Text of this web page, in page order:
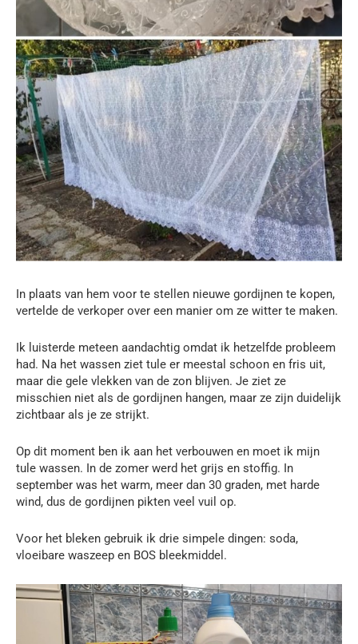
In plaats van hem voor te stellen nieuwe gordijnen te kopen,
vertelde de verkoper over een manier om ze witter te maken.
Ik luisterde meteen aandachtig omdat ik hetzelfde probleem
had. Na het wassen ziet tule er meestal schoon en fris uit,
maar die gele vlekken van de zon blijven. Je ziet ze
misschien niet als de gordijnen hangen, maar ze zijn duidelijk
zichtbaar als je ze strijkt.
Op dit moment ben ik aan het verbouwen en moet ik mijn
tule wassen. In de zomer werd het grijs en stoffig. In
september was het warm, meer dan 30 graden, met harde
wind, dus de gordijnen pikten veel vuil op.
Voor het bleken gebruik ik drie simpele dingen: soda,
vloeibare waszeep en BOS bleekmiddel.